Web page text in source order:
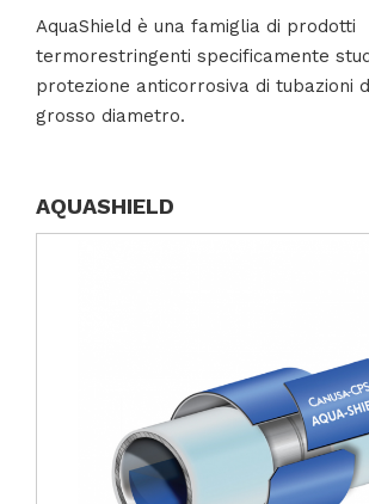
AquaShield è una famiglia di prodotti
termorestringenti specificamente
protezione anticorrosiva di tubazioni
grosso diametro.
AQUASHIELD